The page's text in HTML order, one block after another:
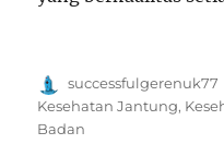
Author
successfulgerenuk77
Kesehatan Jantung,
Badan